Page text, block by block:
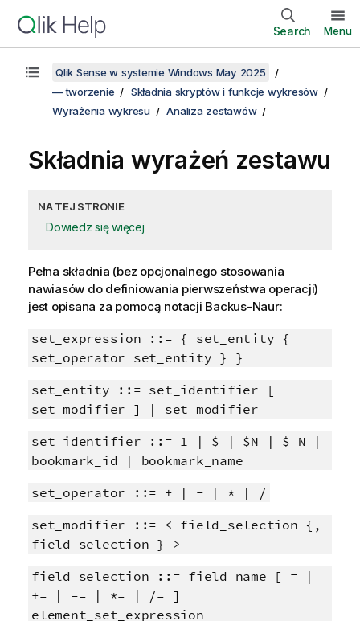
Search Menu
Qlik Sense w systemie Windows May 2025
— tworzenie
Składnia skryptów i funkcje wykresów
Wyrażenia wykresu
Analiza zestawów
Składnia wyrażeń zestawu
NA TEJ STRONIE
Dowiedz się więcej
Pełna składnia (bez opcjonalnego stosowania
nawiasów do definiowania pierwszeństwa operacji)
jest opisana za pomocą notacji Backus-Naur:
set_expression ::= { set_entity {
set_operator set_entity } }
set_entity ::= set_identifier [
set_modifier ] | set_modifier
set_identifier ::= 1 | $ | $N | $_N |
bookmark_id | bookmark_name
set_operator ::= + | - | * | /
set_modifier ::= < field_selection {,
field_selection } >
field_selection ::= field_name [ = |
+= | –= | *= | /= ]
element_set_expression